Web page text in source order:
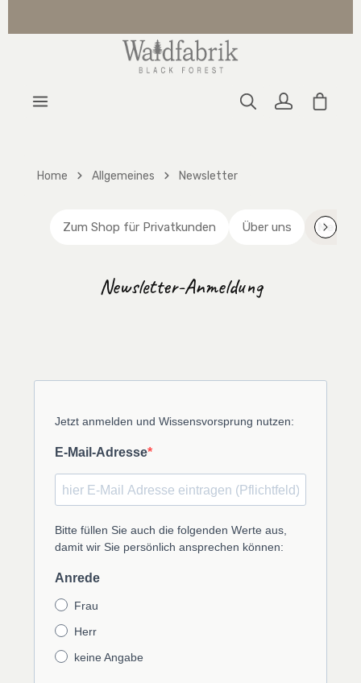
Home Allgemeines Newsletter
Zum Shop für Privatkunden Über uns
Newsletter-Anmeldung
Jetzt anmelden und Wissensvorsprung nutzen:
E-Mail-Adresse
Bitte füllen Sie auch die folgenden Werte aus,
damit wir Sie persönlich ansprechen können:
Anrede
Frau
Herr
keine Angabe